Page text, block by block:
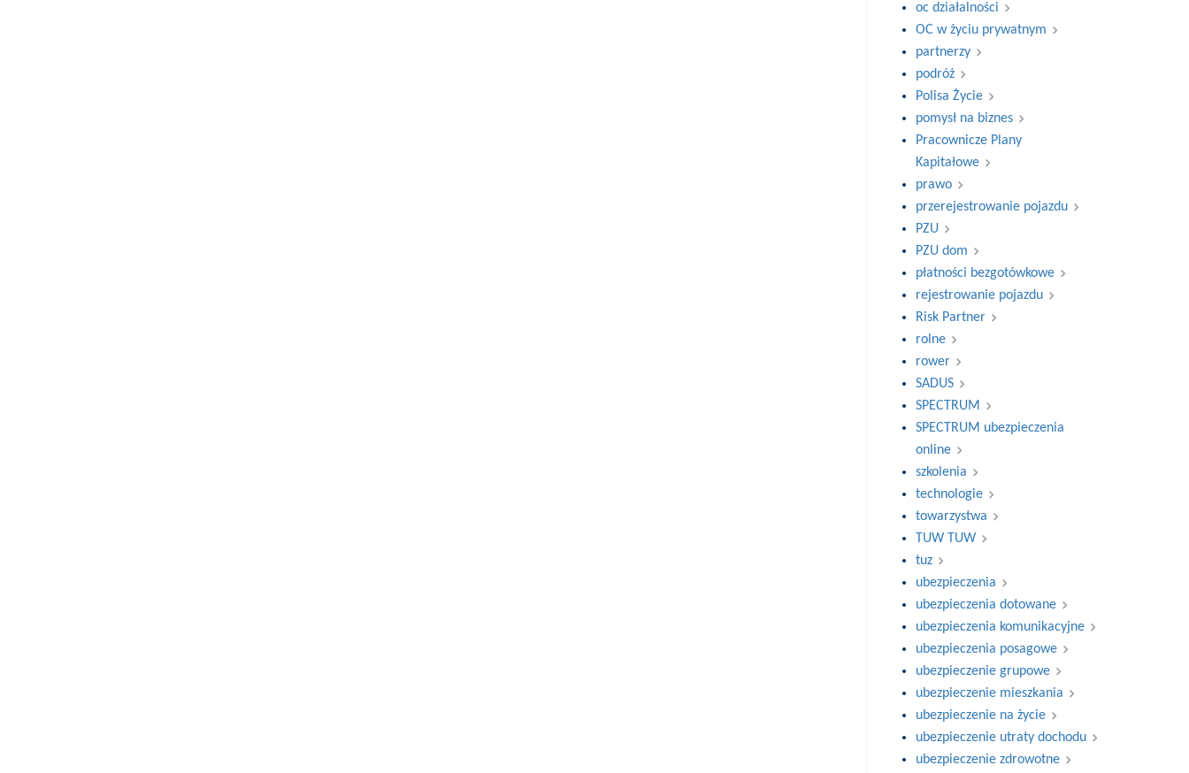
oc działalności
OC w życiu prywatnym
partnerzy
podróż
Polisa Życie
pomysł na biznes
Pracownicze Plany
Kapitałowe
prawo
przerejestrowanie pojazdu
PZU
PZU dom
płatności bezgotówkowe
rejestrowanie pojazdu
Risk Partner
rolne
rower
SADUS
SPECTRUM
SPECTRUM ubezpieczenia
online
szkolenia
technologie
towarzystwa
TUW TUW
tuz
ubezpieczenia
ubezpieczenia dotowane
ubezpieczenia komunikacyjne
ubezpieczenia posagowe
ubezpieczenie grupowe
ubezpieczenie mieszkania
ubezpieczenie na życie
ubezpieczenie utraty dochodu
ubezpieczenie zdrowotne